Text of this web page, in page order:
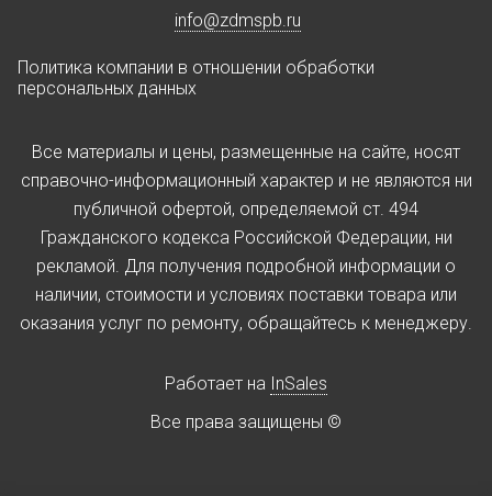
info@zdmspb.ru
Политика компании в отношении обработки
персональных данных
Все материалы и цены, размещенные на сайте, носят
справочно-информационный характер и не являются ни
публичной офертой, определяемой ст. 494
Гражданского кодекса Российской Федерации, ни
рекламой. Для получения подробной информации о
наличии, стоимости и условиях поставки товара или
оказания услуг по ремонту, обращайтесь к менеджеру.
Работает на InSales
Все права защищены ©